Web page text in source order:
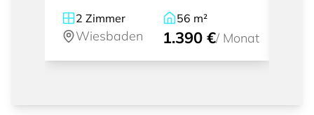
2 Zimmer
Wiesbaden
56 m²
1.390 €/ Monat